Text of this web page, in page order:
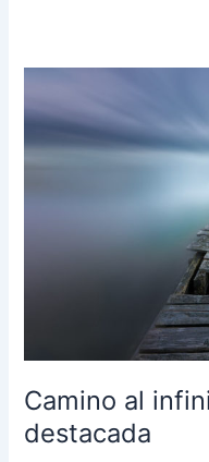
Camino al
destacada